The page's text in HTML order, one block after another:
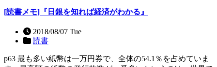
[読書メモ]『日銀を知れば経済がわかる』
2018/08/07 Tue
読書
p63 最も多い紙幣は一万円券で、全体の54.1％を占めていま